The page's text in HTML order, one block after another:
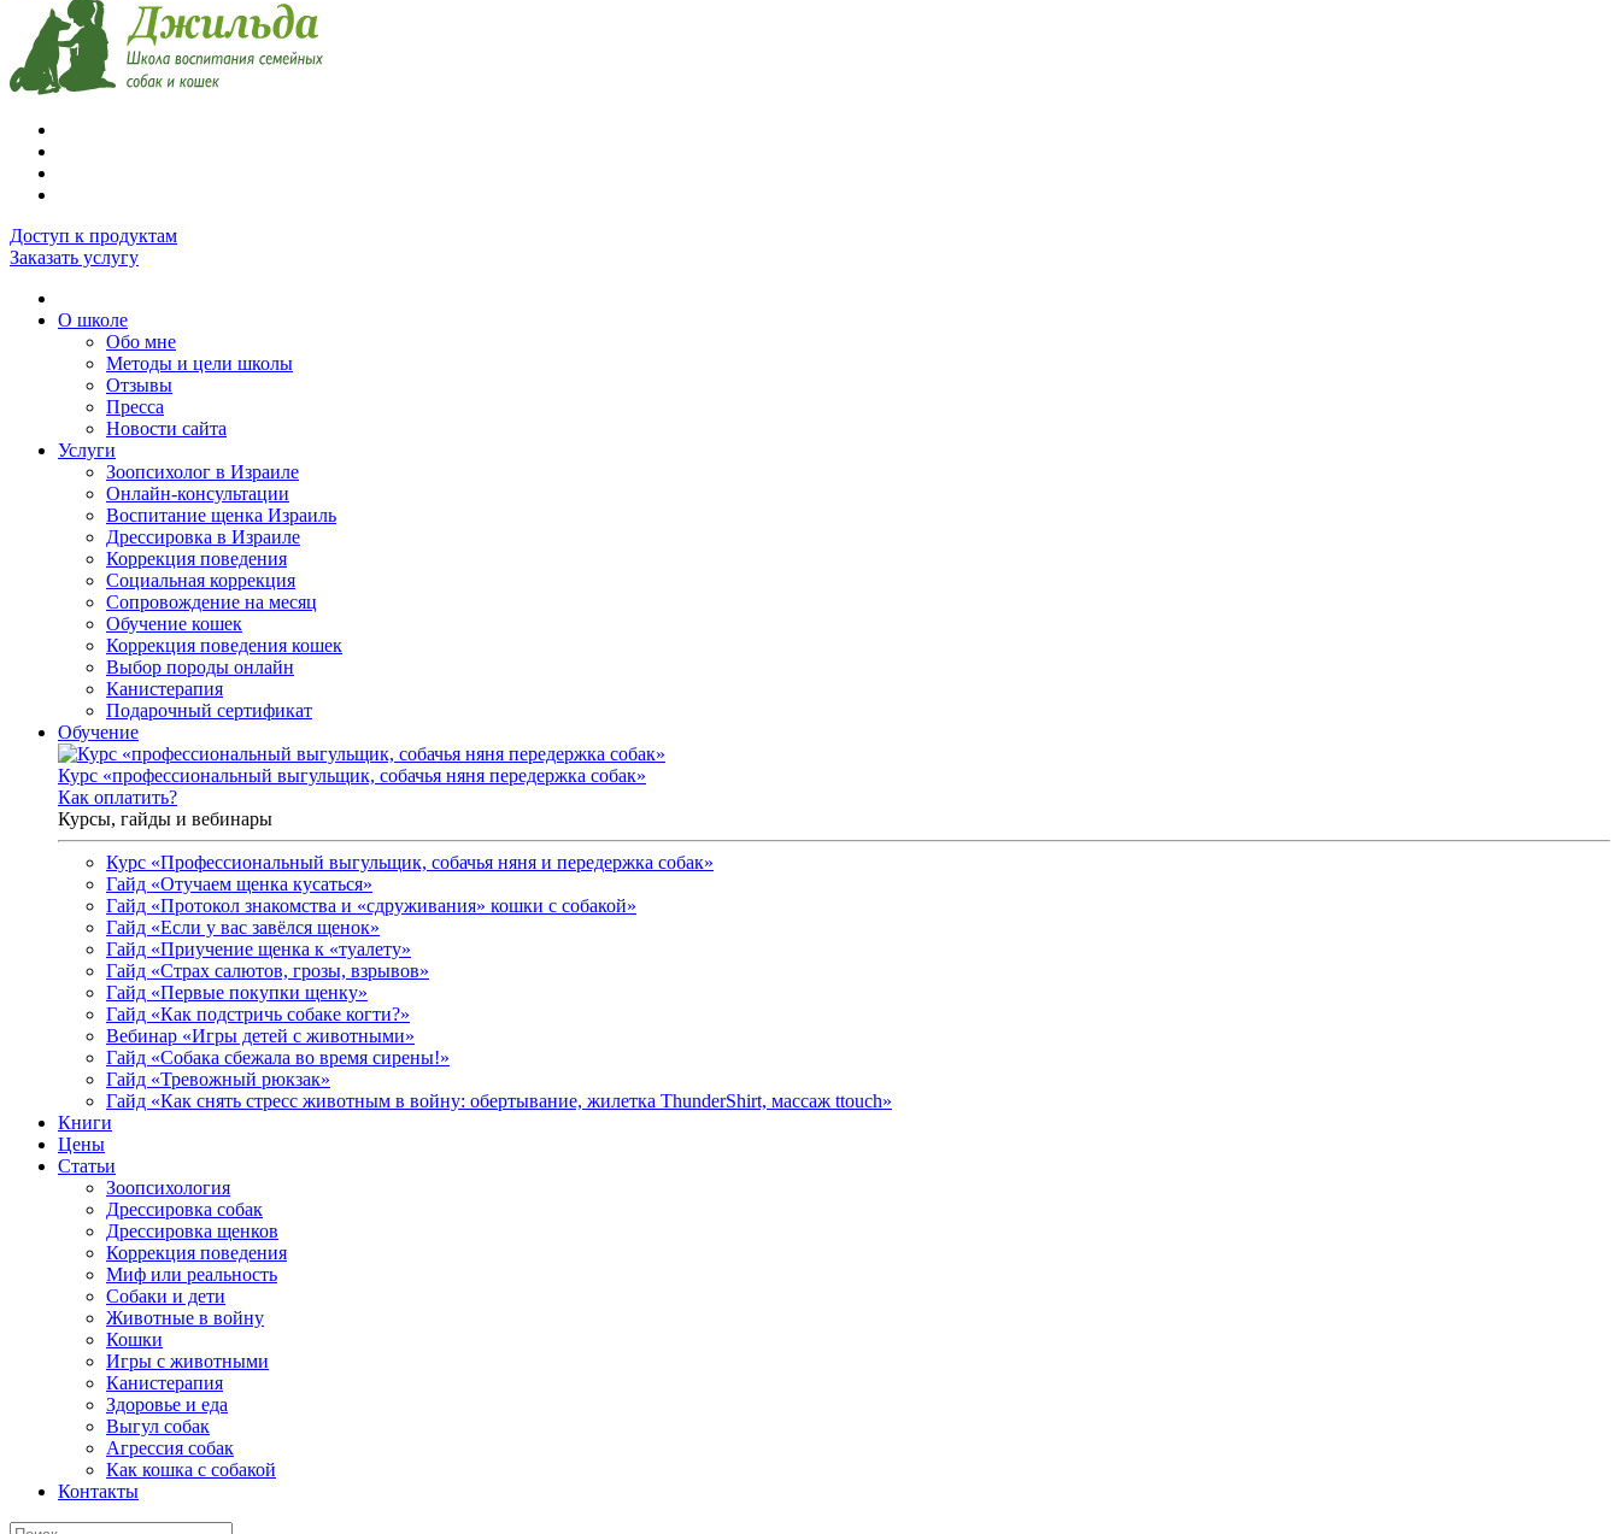
Доступ к продуктам
Заказать услугу
О школе
Обо мне
Методы и цели школы
Отзывы
Пресса
Новости сайта
Услуги
Зоопсихолог в Израиле
Онлайн-консультации
Воспитание щенка Израиль
Дрессировка в Израиле
Коррекция поведения
Социальная коррекция
Сопровождение на месяц
Обучение кошек
Коррекция поведения кошек
Выбор породы онлайн
Канистерапия
Подарочный сертификат
Обучение
Курс «профессиональный выгульщик, собачья няня передержка собак»
Как оплатить?
Курсы, гайды и вебинары
Курс «Профессиональный выгульщик, собачья няня и передержка собак»
Гайд «Отучаем щенка кусаться»
Гайд «Протокол знакомства и «сдруживания» кошки с собакой»
Гайд «Если у вас завёлся щенок»
Гайд «Приучение щенка к «туалету»
Гайд «Страх салютов, грозы, взрывов»
Гайд «Первые покупки щенку»
Гайд «Как подстричь собаке когти?»
Вебинар «Игры детей с животными»
Гайд «Собака сбежала во время сирены!»
Гайд «Тревожный рюкзак»
Гайд «Как снять стресс животным в войну: обертывание, жилетка ThunderShirt, массаж ttouch»
Книги
Цены
Статьи
Зоопсихология
Дрессировка собак
Дрессировка щенков
Коррекция поведения
Миф или реальность
Собаки и дети
Животные в войну
Кошки
Игры с животными
Канистерапия
Здоровье и еда
Выгул собак
Агрессия собак
Как кошка с собакой
Контакты